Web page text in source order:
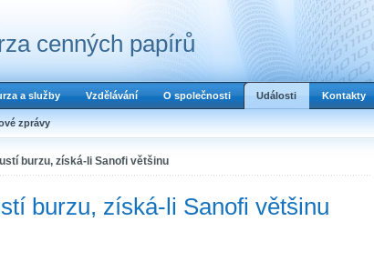
cenných papírů
a služby Vzdělávání O společnosti Události Kontakty
zprávy
burzu, získá-li Sanofi většinu
burzu, získá-li Sanofi většinu